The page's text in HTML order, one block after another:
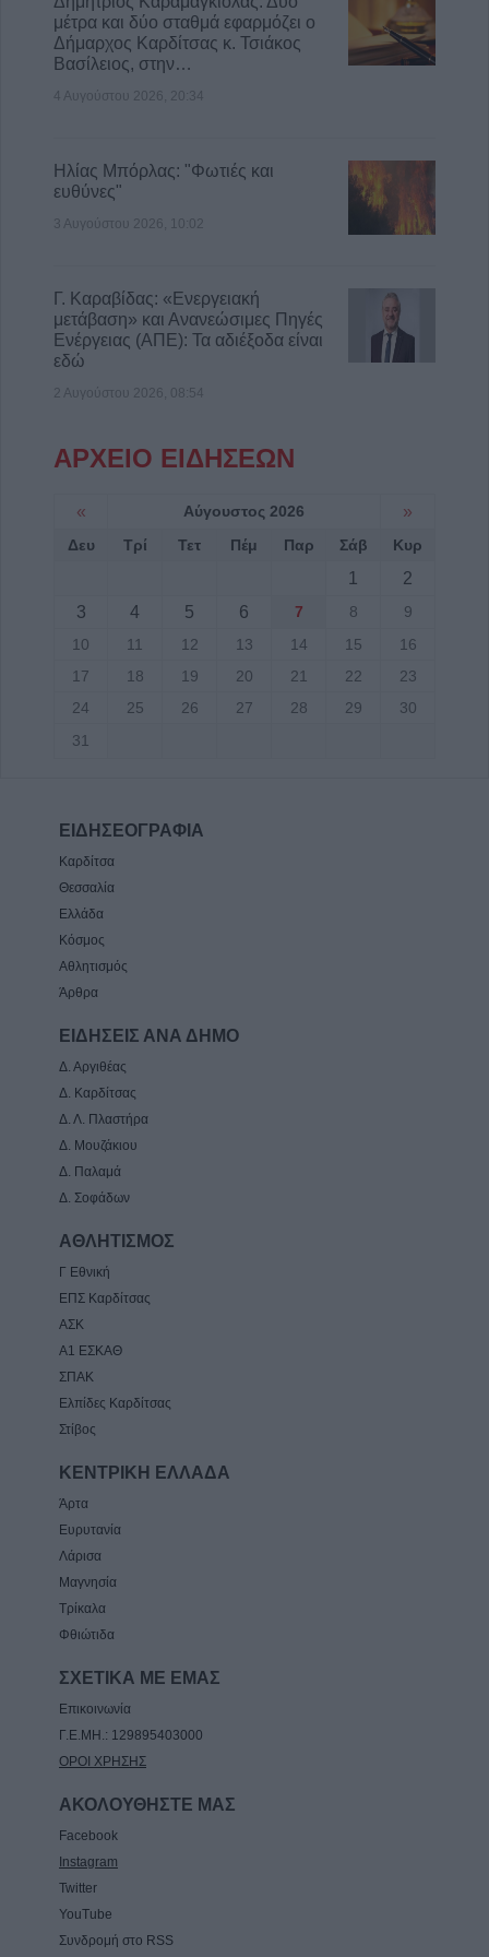
μέτρα και δύο σταθμά εφαρμόζει ο
Δήμαρχος Καρδίτσας κ. Τσιάκος
Βασίλειος, στην…
4 Αυγούστου 2026, 20:34
Ηλίας Μπόρλας: "Φωτιές και
ευθύνες"
3 Αυγούστου 2026, 10:02
Γ. Καραβίδας: «Ενεργειακή
μετάβαση» και Ανανεώσιμες Πηγές
Ενέργειας (ΑΠΕ): Τα αδιέξοδα είναι
εδώ
2 Αυγούστου 2026, 08:54
ΑΡΧΕΙΟ ΕΙΔΗΣΕΩΝ
« Αύγουστος 2026 »
Δευ Τρί Τετ Πέμ Παρ Σάβ Κυρ
1
2
3
4 5 6 7 8
9
10
11 12 13 14 15
16
17
18 19 20 21 22
23
24
25 26 27 28 29
30
31
ΕΙΔΗΣΕΟΓΡΑΦΙΑ
Καρδίτσα
Θεσσαλία
Ελλάδα
Κόσμος
Αθλητισμός
Άρθρα
ΕΙΔΗΣΕΙΣ ΑΝΑ ΔΗΜΟ
Δ. Αργιθέας
Δ. Καρδίτσας
Δ. Λ. Πλαστήρα
Δ. Μουζάκιου
Δ. Παλαμά
Δ. Σοφάδων
ΑΘΛΗΤΙΣΜΟΣ
Γ Εθνική
ΕΠΣ Καρδίτσας
ΑΣΚ
Α1 ΕΣΚΑΘ
ΣΠΑΚ
Ελπίδες Καρδίτσας
Στίβος
ΚΕΝΤΡΙΚΗ ΕΛΛΑΔΑ
Άρτα
Ευρυτανία
Λάρισα
Μαγνησία
Τρίκαλα
Φθιώτιδα
ΣΧΕΤΙΚΑ ΜΕ ΕΜΑΣ
Επικοινωνία
Γ.Ε.ΜΗ.: 129895403000
ΟΡΟΙ ΧΡΗΣΗΣ
ΑΚΟΛΟΥΘΗΣΤΕ ΜΑΣ
Facebook
Instagram
Twitter
YouTube
Συνδρομή στο RSS